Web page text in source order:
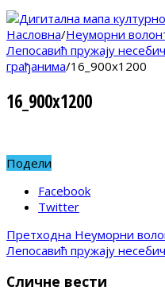
Насловна/Неуморни
Лепосавић пружају
грађанима/16_900x1200
16_900x1200
Подели
Facebook
Twitter
Претходна Неуморни
Лепосавић пружају
Сличне вести